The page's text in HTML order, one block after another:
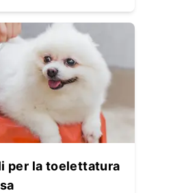
per la toelettatura